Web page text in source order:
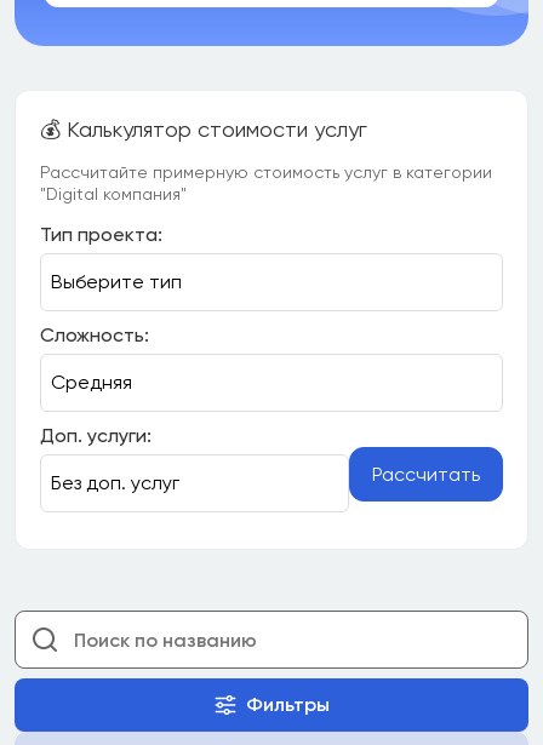
💰 Калькулятор стоимости услуг
Рассчитайте примерную стоимость услуг в категории
"Digital компания"
Тип проекта:
Сложность:
Доп. услуги:
Рассчитать
Фильтры